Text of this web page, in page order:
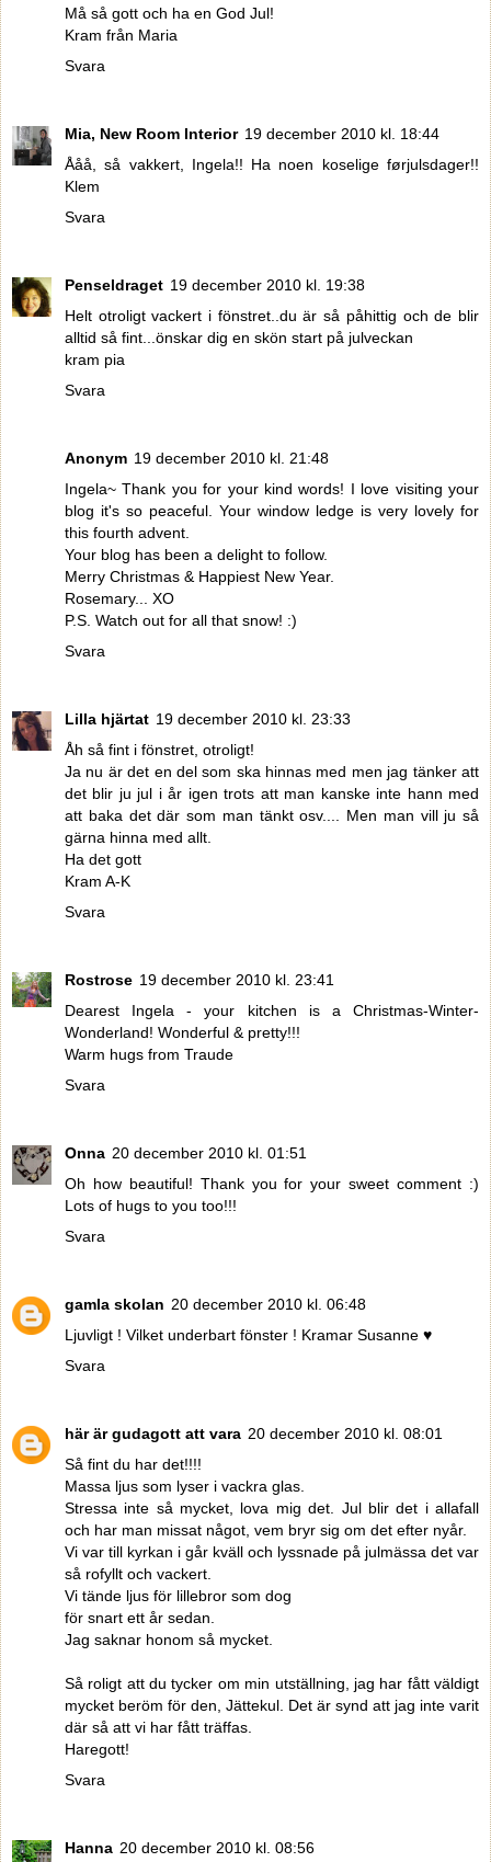
Må så gott och ha en God Jul!
Kram från Maria
Svara
Mia, New Room Interior 19 december 2010 kl. 18:44
Ååå, så vakkert, Ingela!! Ha noen koselige førjulsdager!!
Klem
Svara
Penseldraget 19 december 2010 kl. 19:38
Helt otroligt vackert i fönstret..du är så påhittig och de blir
alltid så fint...önskar dig en skön start på julveckan
kram pia
Svara
Anonym 19 december 2010 kl. 21:48
Ingela~ Thank you for your kind words! I love visiting your
blog it's so peaceful. Your window ledge is very lovely for
this fourth advent.
Your blog has been a delight to follow.
Merry Christmas & Happiest New Year.
Rosemary... XO
P.S. Watch out for all that snow! :)
Svara
Lilla hjärtat 19 december 2010 kl. 23:33
Åh så fint i fönstret, otroligt!
Ja nu är det en del som ska hinnas med men jag tänker att
det blir ju jul i år igen trots att man kanske inte hann med
att baka det där som man tänkt osv.... Men man vill ju så
gärna hinna med allt.
Ha det gott
Kram A-K
Svara
Rostrose 19 december 2010 kl. 23:41
Dearest Ingela - your kitchen is a Christmas-Winter-
Wonderland! Wonderful & pretty!!!
Warm hugs from Traude
Svara
Onna 20 december 2010 kl. 01:51
Oh how beautiful! Thank you for your sweet comment :)
Lots of hugs to you too!!!
Svara
gamla skolan 20 december 2010 kl. 06:48
Ljuvligt ! Vilket underbart fönster ! Kramar Susanne ♥
Svara
här är gudagott att vara 20 december 2010 kl. 08:01
Så fint du har det!!!!
Massa ljus som lyser i vackra glas.
Stressa inte så mycket, lova mig det. Jul blir det i allafall
och har man missat något, vem bryr sig om det efter nyår.
Vi var till kyrkan i går kväll och lyssnade på julmässa det var
så rofyllt och vackert.
Vi tände ljus för lillebror som dog
för snart ett år sedan.
Jag saknar honom så mycket.
Så roligt att du tycker om min utställning, jag har fått väldigt
mycket beröm för den, Jättekul. Det är synd att jag inte varit
där så att vi har fått träffas.
Haregott!
Svara
Hanna 20 december 2010 kl. 08:56